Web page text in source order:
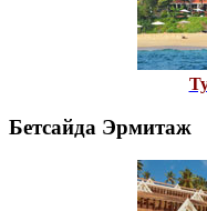
Бетсайда Эрмитаж